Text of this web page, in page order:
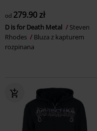
od 279.90 zł
D is for Death Metal
Steven
Rhodes
Bluza z kapturem
rozpinana